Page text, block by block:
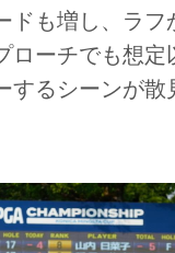
ドも増し、ラフ
ローチでも想定
するシーンが散